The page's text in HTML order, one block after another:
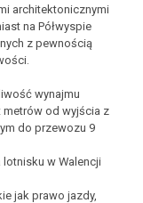
architektonicznymi
na Półwyspie
z pewnością
wynajmu
od wyjścia z
do przewozu 9
w Walencji
jak prawo jazdy,